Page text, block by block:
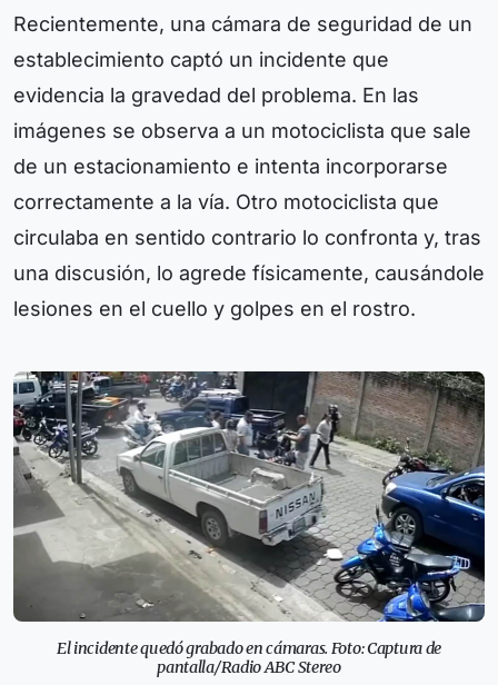
Recientemente, una cámara de seguridad de un
establecimiento captó un incidente que
evidencia la gravedad del problema. En las
imágenes se observa a un motociclista que sale
de un estacionamiento e intenta incorporarse
correctamente a la vía. Otro motociclista que
circulaba en sentido contrario lo confronta y, tras
una discusión, lo agrede físicamente, causándole
lesiones en el cuello y golpes en el rostro.
El incidente quedó grabado en cámaras. Foto: Captura de
pantalla/Radio ABC Stereo